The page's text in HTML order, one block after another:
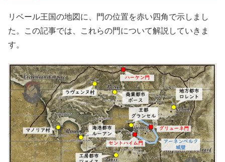
リベール王国の地図に、門の位置を赤い四角で示しまし
た。この記事では、これらの門について解説していきま
す。